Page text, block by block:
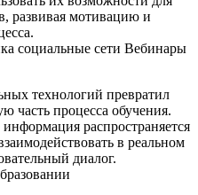
развивая мотивацию и
социальные сети Вебинары
технологий превратил
часть процесса обучения.
распространяется
в реальном
диалог.